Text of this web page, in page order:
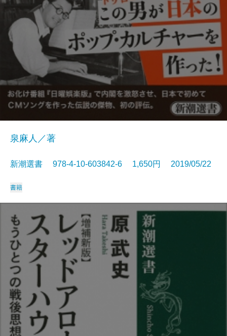
泉麻人／著
新潮選書 978-4-10-603842-6 1,650円 2019/05/22
書籍